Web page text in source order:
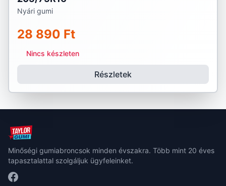
Nyári gumi
28 890 Ft
Nincs készleten
Részletek
Minőségi gumiabroncsok minden évszakra. Több mint 20 éves
tapasztalattal szolgáljuk ügyfeleinket.